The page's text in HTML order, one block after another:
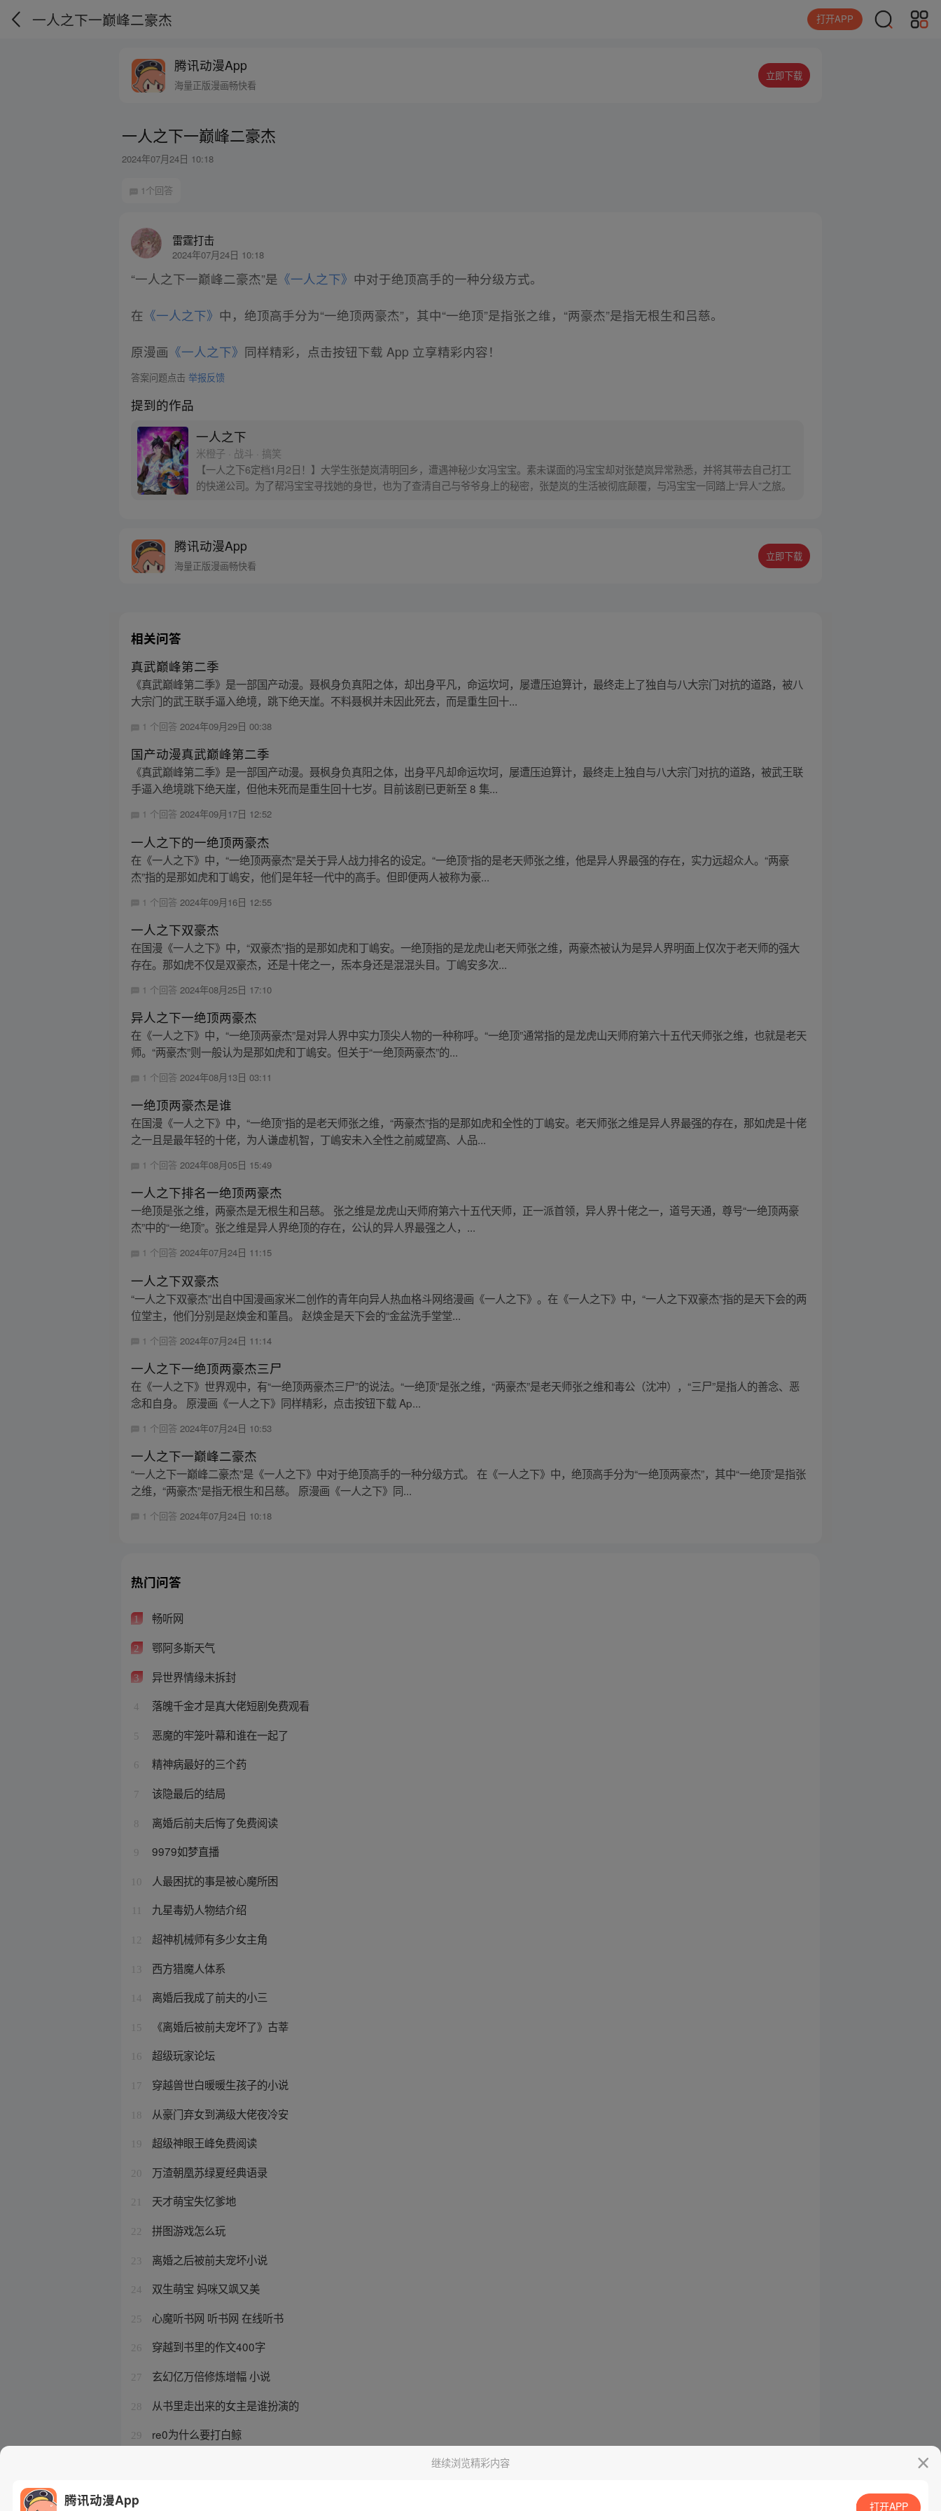
一人之下一巅峰二豪杰 打开APP
腾讯动漫App
海量正版漫画畅快看
立即下载
一人之下一巅峰二豪杰
2024年07月24日 10:18
1个回答
雷霆打击
2024年07月24日 10:18
“一人之下一巅峰二豪杰”是 《一人之下》 中对于绝顶高手的一种分级方式。
在 《一人之下》 中，绝顶高手分为“一绝顶两豪杰”，其中“一绝顶”是指张之维，“两豪杰”是指无根生和吕慈。
原漫画 《一人之下》 同样精彩，点击按钮下载 App 立享精彩内容！
答案问题点击举报反馈
提到的作品
一人之下
米橙子 · 战斗 · 搞笑
【一人之下6定档1月2日！】大学生张楚岚清明回乡，遭遇神秘少女冯宝宝。素未谋面的冯宝宝却对张楚岚异常熟悉，并将其带去自己打工
的快递公司。为了帮冯宝宝寻找她的身世，也为了查清自己与爷爷身上的秘密，张楚岚的生活被彻底颠覆，与冯宝宝一同踏上“异人”之旅。
腾讯动漫App
海量正版漫画畅快看
立即下载
相关问答
真武巅峰第二季
《真武巅峰第二季》是一部国产动漫。聂枫身负真阳之体，却出身平凡，命运坎坷，屡遭压迫算计，最终走上了独自与八大宗门对抗的道路，被八
大宗门的武王联手逼入绝境，跳下绝天崖。不料聂枫并未因此死去，而是重生回十...
1 个回答2024年09月29日 00:38
国产动漫真武巅峰第二季
《真武巅峰第二季》是一部国产动漫。聂枫身负真阳之体，出身平凡却命运坎坷，屡遭压迫算计，最终走上独自与八大宗门对抗的道路，被武王联
手逼入绝境跳下绝天崖，但他未死而是重生回十七岁。目前该剧已更新至 8 集...
1 个回答2024年09月17日 12:52
一人之下的一绝顶两豪杰
在《一人之下》中，“一绝顶两豪杰”是关于异人战力排名的设定。“一绝顶”指的是老天师张之维，他是异人界最强的存在，实力远超众人。“两豪
杰”指的是那如虎和丁嶋安，他们是年轻一代中的高手。但即便两人被称为豪...
1 个回答 2024年09月16日 12:55
一人之下双豪杰
在国漫《一人之下》中，“双豪杰”指的是那如虎和丁嶋安。一绝顶指的是龙虎山老天师张之维，两豪杰被认为是异人界明面上仅次于老天师的强大
存在。那如虎不仅是双豪杰，还是十佬之一，炁本身还是混混头目。丁嶋安多次...
1 个回答 2024年08月25日 17:10
异人之下一绝顶两豪杰
在《一人之下》中，“一绝顶两豪杰”是对异人界中实力顶尖人物的一种称呼。“一绝顶”通常指的是龙虎山天师府第六十五代天师张之维，也就是老天
师。“两豪杰”则一般认为是那如虎和丁嶋安。但关于“一绝顶两豪杰”的...
1 个回答2024年08月13日 03:11
一绝顶两豪杰是谁
在国漫《一人之下》中，“一绝顶”指的是老天师张之维，“两豪杰”指的是那如虎和全性的丁嶋安。老天师张之维是异人界最强的存在，那如虎是十佬
之一且是最年轻的十佬，为人谦虚机智，丁嶋安未入全性之前威望高、人品...
1 个回答2024年08月05日 15:49
一人之下排名一绝顶两豪杰
一绝顶是张之维，两豪杰是无根生和吕慈。 张之维是龙虎山天师府第六十五代天师，正一派首领，异人界十佬之一，道号天通，尊号“一绝顶两豪
杰”中的“一绝顶”。张之维是异人界绝顶的存在，公认的异人界最强之人，...
1 个回答2024年07月24日 11:15
一人之下双豪杰
“一人之下双豪杰”出自中国漫画家米二创作的青年向异人热血格斗网络漫画《一人之下》。在《一人之下》中，“一人之下双豪杰”指的是天下会的两
位堂主，他们分别是赵焕金和董昌。 赵焕金是天下会的“金盆洗手堂堂...
1 个回答 2024年07月24日 11:14
一人之下一绝顶两豪杰三尸
在《一人之下》世界观中，有“一绝顶两豪杰三尸”的说法。“一绝顶”是张之维，“两豪杰”是老天师张之维和毒公（沈冲），“三尸”是指人的善念、恶
念和自身。 原漫画《一人之下》同样精彩，点击按钮下载 Ap...
1 个回答 2024年07月24日 10:53
一人之下一巅峰二豪杰
“一人之下一巅峰二豪杰”是《一人之下》中对于绝顶高手的一种分级方式。 在《一人之下》中，绝顶高手分为“一绝顶两豪杰”，其中“一绝顶”是指张
之维，“两豪杰”是指无根生和吕慈。 原漫画《一人之下》同...
1 个回答2024年07月24日 10:18
热门问答
1 畅听网
2 鄂阿多斯天气
3 异世界情缘未拆封
4 落魄千金才是真大佬短剧免费观看
5 恶魔的牢笼叶幕和谁在一起了
6 精神病最好的三个药
7 该隐最后的结局
8 离婚后前夫后悔了免费阅读
9 9979如梦直播
10 人最困扰的事是被心魔所困
九星毒奶人物结介绍
12 超神机械师有多少女主角
13 西方猎魔人体系
14 离婚后我成了前夫的小三
15 《离婚后被前夫宠坏了》古莘
16 超级玩家论坛
17 穿越兽世白暖暖生孩子的小说
18 从豪门弃女到满级大佬夜冷安
19 超级神眼王峰免费阅读
20 万渣朝凰苏绿夏经典语录
21 天才萌宝失忆爹地
22 拼图游戏怎么玩
23 离婚之后被前夫宠坏小说
24 双生萌宝 妈咪又飒又美
25 心魔听书网 听书网 在线听书
26 穿越到书里的作文400字
27 玄幻亿万倍修炼增幅 小说
28 从书里走出来的女主是谁扮演的
29 re0为什么要打白鲸
继续浏览精彩内容
腾讯动漫App 打开APP